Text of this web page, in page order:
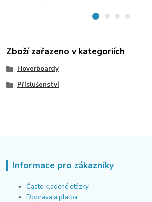
Zboží zařazeno v kategoriích
Hoverboardy
Příslušenství
Informace pro zákazníky
Často kladené otázky
Doprava a platba